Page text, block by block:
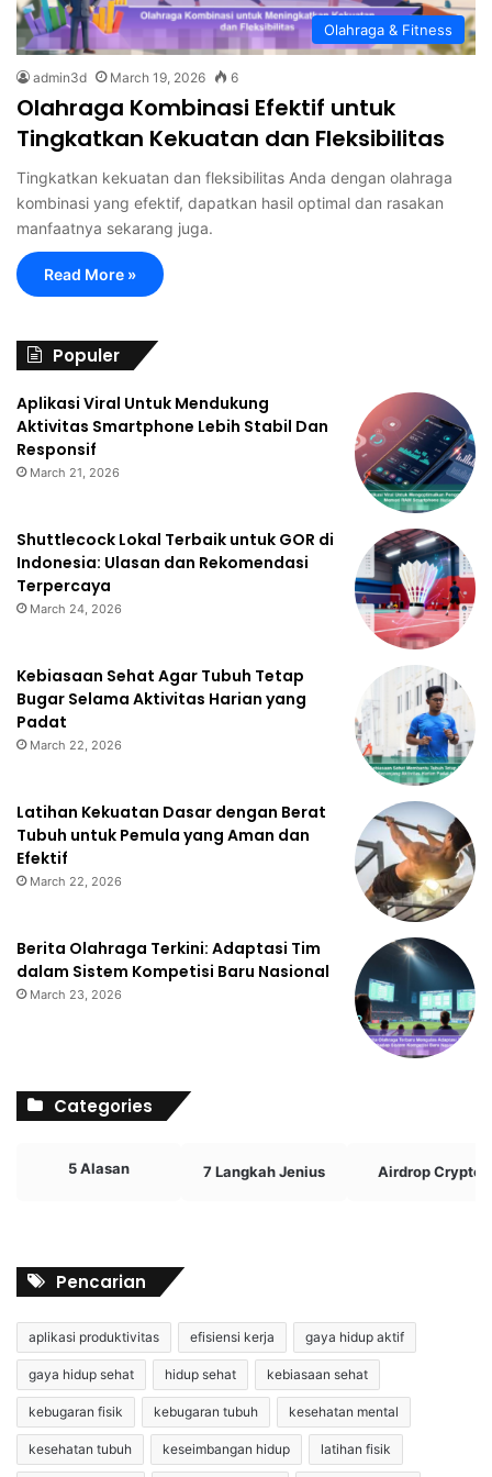
Olahraga & Fitness
admin3d March 19, 2026 6
Olahraga Kombinasi Efektif untuk
Tingkatkan Kekuatan dan Fleksibilitas
Tingkatkan kekuatan dan fleksibilitas Anda dengan olahraga
kombinasi yang efektif, dapatkan hasil optimal dan rasakan
manfaatnya sekarang juga.
Read More »
Populer
Aplikasi Viral Untuk Mendukung
Aktivitas Smartphone Lebih Stabil Dan
Responsif
March 21, 2026
Shuttlecock Lokal Terbaik untuk GOR di
Indonesia: Ulasan dan Rekomendasi
Terpercaya
March 24, 2026
Kebiasaan Sehat Agar Tubuh Tetap
Bugar Selama Aktivitas Harian yang
Padat
March 22, 2026
Latihan Kekuatan Dasar dengan Berat
Tubuh untuk Pemula yang Aman dan
Efektif
March 22, 2026
Berita Olahraga Terkini: Adaptasi Tim
dalam Sistem Kompetisi Baru Nasional
March 23, 2026
Categories
5 Alasan 7 Langkah Jenius Airdrop Crypto
Pencarian
aplikasi produktivitas efisiensi kerja gaya hidup aktif
gaya hidup sehat hidup sehat kebiasaan sehat
kebugaran fisik kebugaran tubuh kesehatan mental
kesehatan tubuh keseimbangan hidup latihan fisik